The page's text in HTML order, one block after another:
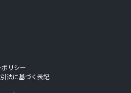
リシー
法に基づく表記